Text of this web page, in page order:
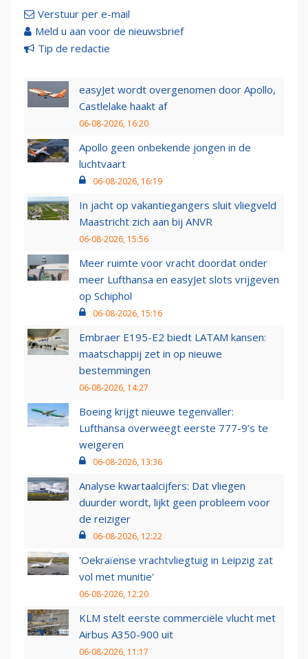
Verstuur per e-mail
Meld u aan voor de nieuwsbrief
Tip de redactie
easyJet wordt overgenomen door Apollo,
Castlelake haakt af
06-08-2026, 16:20
Apollo geen onbekende jongen in de
luchtvaart
06-08-2026, 16:19
In jacht op vakantiegangers sluit vliegveld
Maastricht zich aan bij ANVR
06-08-2026, 15:56
Meer ruimte voor vracht doordat onder
meer Lufthansa en easyJet slots vrijgeven
op Schiphol
06-08-2026, 15:16
Embraer E195-E2 biedt LATAM kansen:
maatschappij zet in op nieuwe
bestemmingen
06-08-2026, 14:27
Boeing krijgt nieuwe tegenvaller:
Lufthansa overweegt eerste 777-9’s te
weigeren
06-08-2026, 13:36
Analyse kwartaalcijfers: Dat vliegen
duurder wordt, lijkt geen probleem voor
de reiziger
06-08-2026, 12:22
'Oekraïense vrachtvliegtuig in Leipzig zat
vol met munitie'
06-08-2026, 12:20
KLM stelt eerste commerciële vlucht met
Airbus A350-900 uit
06-08-2026, 11:17